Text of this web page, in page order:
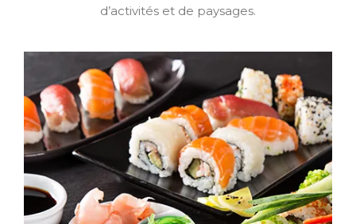
d’activités et de paysages.